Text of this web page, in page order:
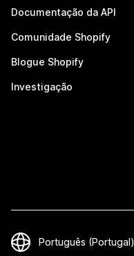
Documentação da API
Comunidade Shopify
Blogue Shopify
Investigação